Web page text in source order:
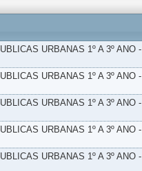
URBANAS 1º A 3º ANO -
URBANAS 1º A 3º ANO -
URBANAS 1º A 3º ANO -
URBANAS 1º A 3º ANO -
URBANAS 1º A 3º ANO -